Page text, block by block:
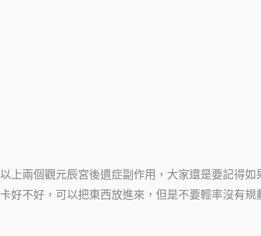
以上兩個觀元辰宮後遺症副作用，大家還是要記得
卡好不好，可以把東西放進來，但是不要輕率沒有